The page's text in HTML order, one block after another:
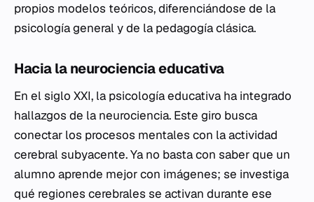
propios modelos teóricos, diferenciándose de la
psicología general y de la pedagogía clásica.
Hacia la neurociencia educativa
En el siglo XXI, la psicología educativa ha integrado
hallazgos de la neurociencia. Este giro busca
conectar los procesos mentales con la actividad
cerebral subyacente. Ya no basta con saber que un
alumno aprende mejor con imágenes; se investiga
qué regiones cerebrales se activan durante ese